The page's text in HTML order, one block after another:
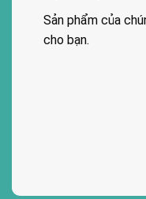
Sản phẩm của
cho bạn.